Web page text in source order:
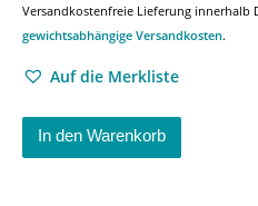
Versandkostenfreie Lieferung innerhalb
gewichtsabhängige Versandkosten.
Auf die Merkliste
In den Warenkorb